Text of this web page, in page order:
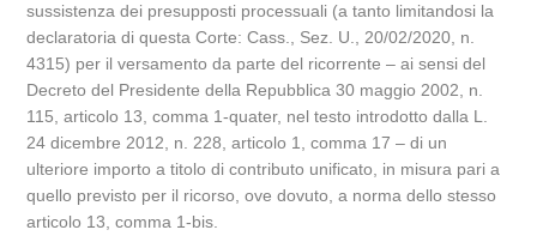
sussistenza dei presupposti processuali (a tanto limitandosi la
declaratoria di questa Corte: Cass., Sez. U., 20/02/2020, n.
4315) per il versamento da parte del ricorrente – ai sensi del
Decreto del Presidente della Repubblica 30 maggio 2002, n.
115, articolo 13, comma 1-quater, nel testo introdotto dalla L.
24 dicembre 2012, n. 228, articolo 1, comma 17 – di un
ulteriore importo a titolo di contributo unificato, in misura pari a
quello previsto per il ricorso, ove dovuto, a norma dello stesso
articolo 13, comma 1-bis.